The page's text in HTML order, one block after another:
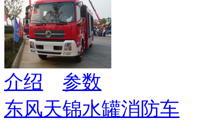
介绍
参数
东风天锦水罐消防车